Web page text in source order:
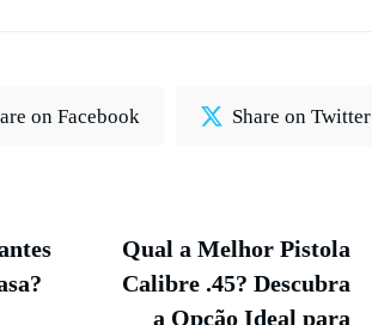
on Facebook Share on Twitter
Qual a Melhor Pistola
Calibre .45? Descubra
a Opção Ideal para